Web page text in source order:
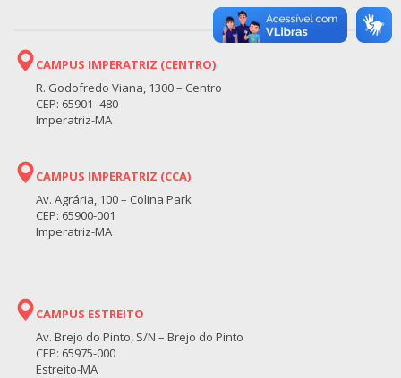
CAMPUS IMPERATRIZ (CENTRO)
R. Godofredo Viana, 1300 – Centro
CEP: 65901- 480
Imperatriz-MA
CAMPUS IMPERATRIZ (CCA)
Av. Agrária, 100 – Colina Park
CEP: 65900-001
Imperatriz-MA
CAMPUS ESTREITO
Av. Brejo do Pinto, S/N – Brejo do Pinto
CEP: 65975-000
Estreito-MA